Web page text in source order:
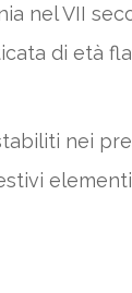
nel VII
di età
nei